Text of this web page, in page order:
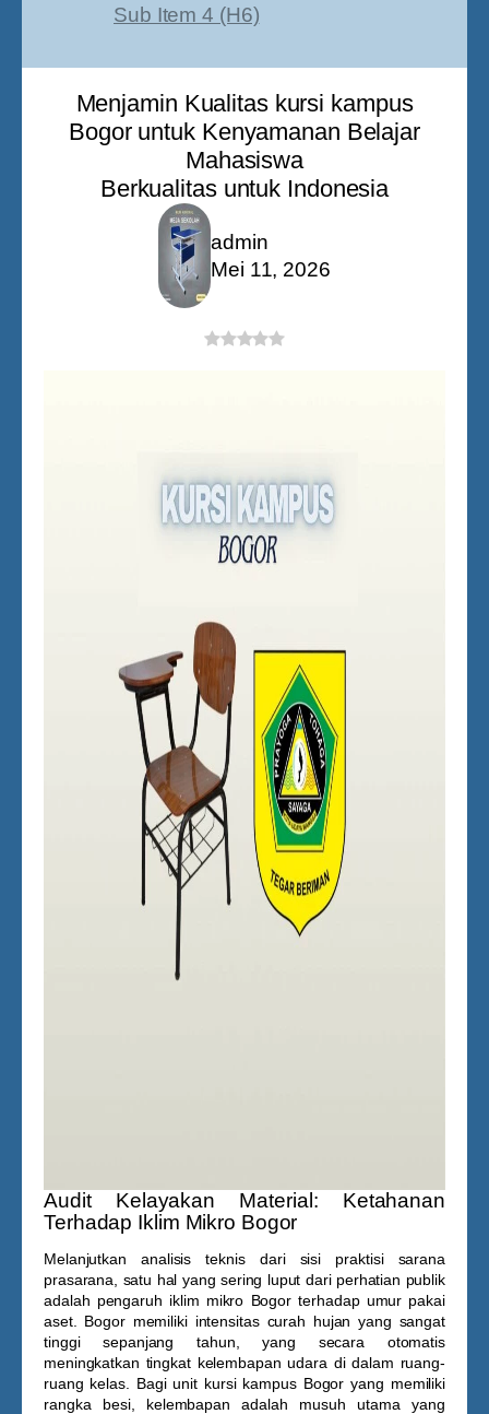
Sub Item 4 (H6)
Menjamin Kualitas kursi kampus
Bogor untuk Kenyamanan Belajar
Mahasiswa
Berkualitas untuk Indonesia
admin
Mei 11, 2026
Audit Kelayakan Material: Ketahanan
Terhadap Iklim Mikro Bogor
Melanjutkan analisis teknis dari sisi praktisi sarana
prasarana, satu hal yang sering luput dari perhatian publik
adalah pengaruh iklim mikro Bogor terhadap umur pakai
aset. Bogor memiliki intensitas curah hujan yang sangat
tinggi sepanjang tahun, yang secara otomatis
meningkatkan tingkat kelembapan udara di dalam ruang-
ruang kelas. Bagi unit kursi kampus Bogor yang memiliki
rangka besi, kelembapan adalah musuh utama yang